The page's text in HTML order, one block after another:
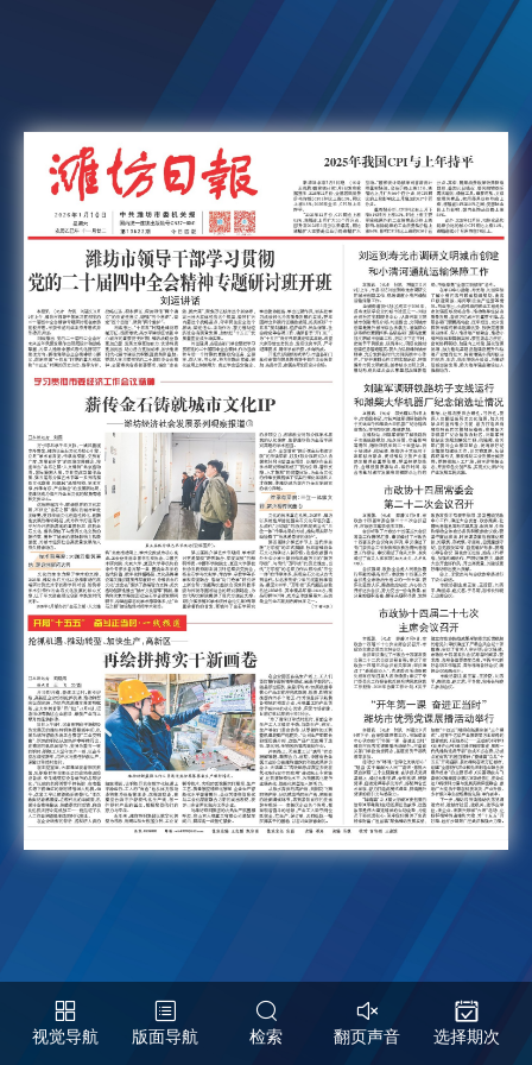
视觉导航 版面导航 检索 翻页声音 选择期次